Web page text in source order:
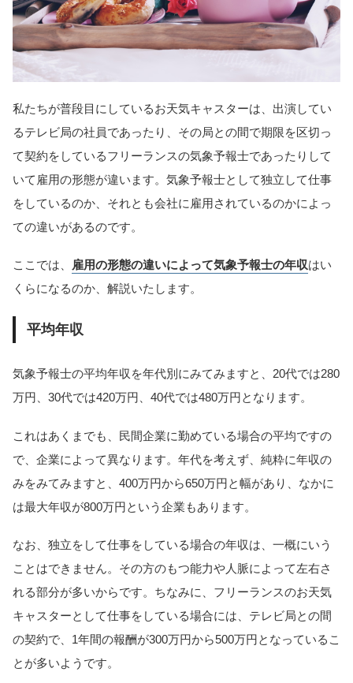
私たちが普段目にしているお天気キャスターは、出演してい
るテレビ局の社員であったり、その局との間で期限を区切っ
て契約をしているフリーランスの気象予報士であったりして
いて雇用の形態が違います。気象予報士として独立して仕事
をしているのか、それとも会社に雇用されているのかによっ
ての違いがあるのです。
ここでは、 雇用の形態の違いによって気象予報士の年収はい
くらになるのか、解説いたします。
平均年収
気象予報士の平均年収を年代別にみてみますと、20代では280
万円、30代では420万円、40代では480万円となります。
これはあくまでも、民間企業に勤めている場合の平均ですの
で、企業によって異なります。年代を考えず、純粋に年収の
みをみてみますと、400万円から650万円と幅があり、なかに
は最大年収が800万円という企業もあります。
なお、独立をして仕事をしている場合の年収は、一概にいう
ことはできません。その方のもつ能力や人脈によって左右さ
れる部分が多いからです。ちなみに、フリーランスのお天気
キャスターとして仕事をしている場合には、テレビ局との間
の契約で、1年間の報酬が300万円から500万円となっているこ
とが多いようです。